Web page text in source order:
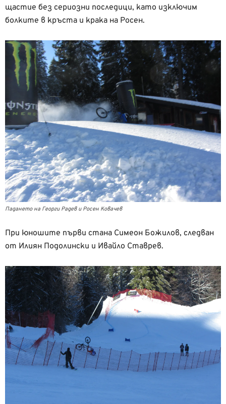
щастие без сериозни последици, като изключим
болките в кръста и крака на Росен.
Падането на Георги Радев и Росен Ковачев
При юношите първи стана Симеон Божилов, следван
от Илиян Подолински и Ивайло Ставрев.